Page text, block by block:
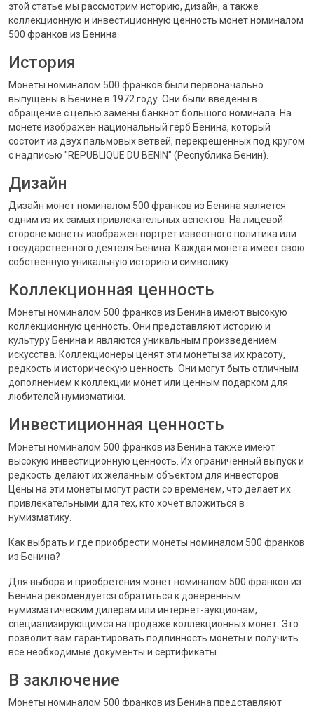
этой статье мы рассмотрим историю, дизайн, а также
коллекционную и инвестиционную ценность монет номиналом
500 франков из Бенина.
История
Монеты номиналом 500 франков были первоначально
выпущены в Бенине в 1972 году. Они были введены в
обращение с целью замены банкнот большого номинала. На
монете изображен национальный герб Бенина, который
состоит из двух пальмовых ветвей, перекрещенных под кругом
с надписью "REPUBLIQUE DU BENIN" (Республика Бенин).
Дизайн
Дизайн монет номиналом 500 франков из Бенина является
одним из их самых привлекательных аспектов. На лицевой
стороне монеты изображен портрет известного политика или
государственного деятеля Бенина. Каждая монета имеет свою
собственную уникальную историю и символику.
Коллекционная ценность
Монеты номиналом 500 франков из Бенина имеют высокую
коллекционную ценность. Они представляют историю и
культуру Бенина и являются уникальным произведением
искусства. Коллекционеры ценят эти монеты за их красоту,
редкость и историческую ценность. Они могут быть отличным
дополнением к коллекции монет или ценным подарком для
любителей нумизматики.
Инвестиционная ценность
Монеты номиналом 500 франков из Бенина также имеют
высокую инвестиционную ценность. Их ограниченный выпуск и
редкость делают их желанным объектом для инвесторов.
Цены на эти монеты могут расти со временем, что делает их
привлекательными для тех, кто хочет вложиться в
нумизматику.
Как выбрать и где приобрести монеты номиналом 500 франков
из Бенина?
Для выбора и приобретения монет номиналом 500 франков из
Бенина рекомендуется обратиться к доверенным
нумизматическим дилерам или интернет-аукционам,
специализирующимся на продаже коллекционных монет. Это
позволит вам гарантировать подлинность монеты и получить
все необходимые документы и сертификаты.
В заключение
Монеты номиналом 500 франков из Бенина представляют